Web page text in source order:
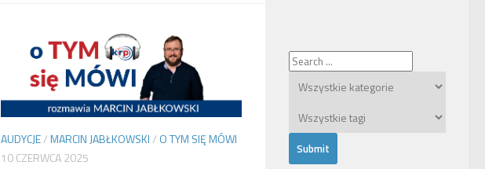
AUDYCJE/MARCIN JABŁKOWSKI/ O TYM SIĘ MÓWI
10 CZERWCA 2025